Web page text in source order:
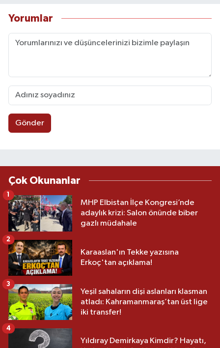
Yorumlar
Gönder
Çok Okunanlar
MHP Elbistan İlçe Kongresi’nde
adaylık krizi: Salon önünde biber
gazlı müdahale
Karaaslan'ın Tekke yazısına
Erkoç'tan açıklama!
2
Yeşil sahaların dişi aslanları klasman
atladı: Kahramanmaraş’tan üst lige
iki transfer!
3
Yıldıray Demirkaya Kimdir? Hayatı,
4